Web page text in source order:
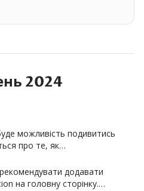
2024
можливість подивитись
про те, як…
додавати
на головну сторінку.…